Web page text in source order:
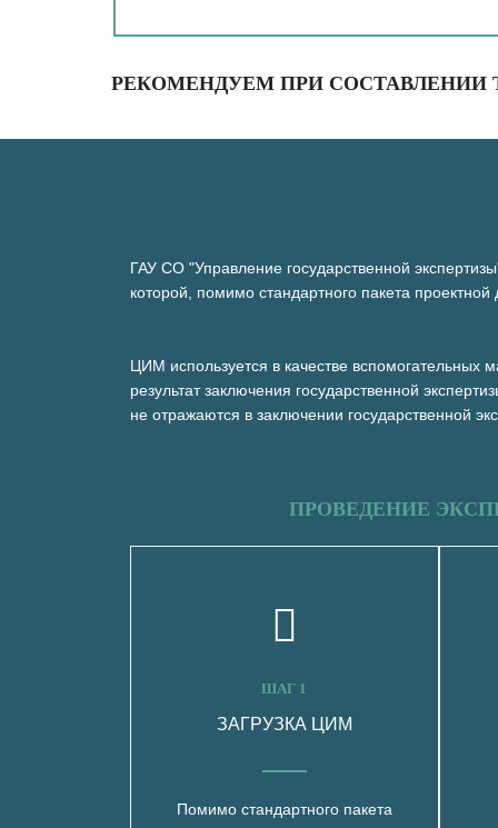
РЕКОМЕНДУЕМ ПРИ
ГАУ СО "Управление государственной
которой, помимо стандартного пакета
ЦИМ используется в качестве вспомогательных
результат заключения государственной
не отражаются в заключении государственной
ПРОВЕДЕНИЕ
ШАГ 1
ЗАГРУЗКА ЦИМ
Помимо стандартного пакета